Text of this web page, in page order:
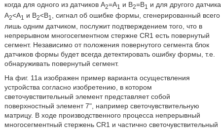
когда для одного из датчиков А2=А1 и В2=В1
и для другого датчика
A2<A1 и B2<B1
, сигнал об ошибке формы, сгенерированный всего
лишь одним датчиком, послужит подтверждением того, что в
непрерывном многосегментном стержне CR1 есть повернутый
сегмент. Независимо от положения повернутого сегмента блок
датчиков формы будет всегда детектировать ошибку формы, т.е.
обнаруживать повернутый сегмент.
На фиг. 11a изображен пример варианта осуществления
устройства согласно изобретению, в котором
светочувствительный элемент представляет собой
поверхностный элемент 7ʺ, например светочувствительную
матрицу. В ходе производственного процесса непрерывный
многосегментный стержень CR1 и частично светочувствительный